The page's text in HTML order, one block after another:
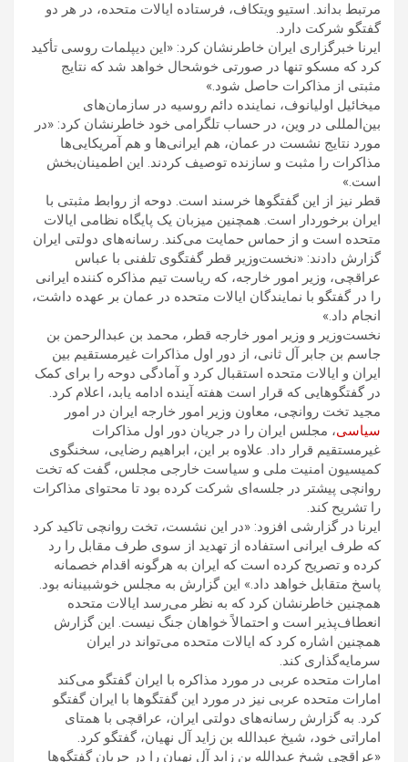
مرتبط بداند. استیو ویتکاف، فرستاده ایالات متحده، در هر دو
گفتگو شرکت دارد.
ایرنا خبرگزاری ایران خاطرنشان کرد: «این دیپلمات روسی تأکید
کرد که مسکو تنها در صورتی خوشحال خواهد شد که نتایج
مثبتی از مذاکرات حاصل شود.»
میخائیل اولیانوف، نماینده دائم روسیه در سازمان‌های
بین‌المللی در وین، در حساب تلگرامی خود خاطرنشان کرد: «در
مورد نتایج نشست در عمان، هم ایرانی‌ها و هم آمریکایی‌ها
مذاکرات را مثبت و سازنده توصیف کردند. این اطمینان‌بخش
است.»
قطر نیز از این گفتگوها خرسند است. دوحه از روابط مثبتی با
ایران برخوردار است. همچنین میزبان یک پایگاه نظامی ایالات
متحده است و از حماس حمایت می‌کند. رسانه‌های دولتی ایران
گزارش دادند: «نخست‌وزیر قطر گفتگوی تلفنی با عباس
عراقچی، وزیر امور خارجه، که ریاست تیم مذاکره کننده ایرانی
را در گفتگو با نمایندگان ایالات متحده در عمان بر عهده داشت،
انجام داد.»
نخست‌وزیر و وزیر امور خارجه قطر، محمد بن عبدالرحمن بن
جاسم بن جابر آل ثانی، از دور اول مذاکرات غیرمستقیم بین
ایران و ایالات متحده استقبال کرد و آمادگی دوحه را برای کمک
در گفتگوهایی که قرار است هفته آینده ادامه یابد، اعلام کرد.
مجید تخت روانچی، معاون وزیر امور خارجه ایران در امور
سیاسی، مجلس ایران را در جریان دور اول مذاکرات
غیرمستقیم قرار داد. علاوه بر این، ابراهیم رضایی، سخنگوی
کمیسیون امنیت ملی و سیاست خارجی مجلس، گفت که تخت
روانچی پیشتر در جلسه‌ای شرکت کرده بود تا محتوای مذاکرات
را تشریح کند.
ایرنا در گزارشی افزود: «در این نشست، تخت روانچی تاکید کرد
که طرف ایرانی استفاده از تهدید از سوی طرف مقابل را رد
کرده و تصریح کرده است که ایران به هرگونه اقدام خصمانه
پاسخ متقابل خواهد داد.» این گزارش به مجلس خوشبینانه بود.
همچنین خاطرنشان کرد که به نظر می‌رسد ایالات متحده
انعطاف‌پذیر است و احتمالاً خواهان جنگ نیست. این گزارش
همچنین اشاره کرد که ایالات متحده می‌تواند در ایران
سرمایه‌گذاری کند.
امارات متحده عربی در مورد مذاکره با ایران گفتگو می‌کند
امارات متحده عربی نیز در مورد این گفتگوها با ایران گفتگو
کرد. به گزارش رسانه‌های دولتی ایران، عراقچی با همتای
اماراتی خود، شیخ عبدالله بن زاید آل نهیان، گفتگو کرد.
«عراقچی شیخ عبدالله بن زاید آل نهیان را در جریان گفتگوها